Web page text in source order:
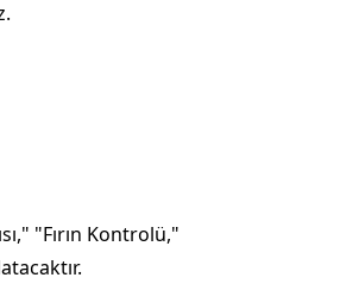
"Fırın Kontrolü,"